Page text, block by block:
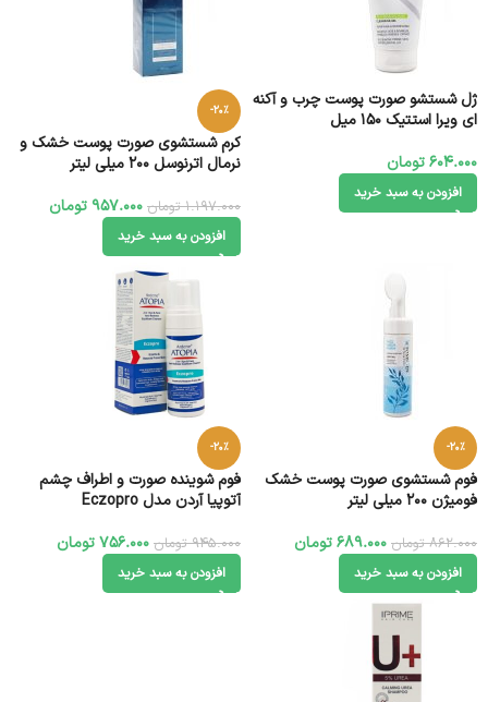
ژل شستشو صورت پوست چرب و آکنه
ای ویرا استتیک 150 میل
604.000تومان
افزودن به سبد خرید
-20%
کرم شستشوی صورت پوست خشک و
نرمال اترنوسل 200 میلی لیتر
1.197.000 تومان 957.000 تومان
افزودن به سبد خرید
-20%
فوم شستشوی صورت پوست خشک
فومیژن 200 میلی لیتر
862.000 تومان 689.000تومان
افزودن به سبد خرید
-20%
فوم شوینده صورت و اطراف چشم
آتوپیا آردن مدل Eczopro
945.000 تومان 756.000تومان
افزودن به سبد خرید